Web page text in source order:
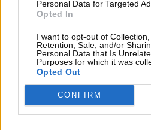
Personal Data for Targeted
Opted In
I want to opt-out of Collection,
Retention, Sale, and/or
Personal Data that Is
Purposes for which it was
Opted Out
CONFIRM